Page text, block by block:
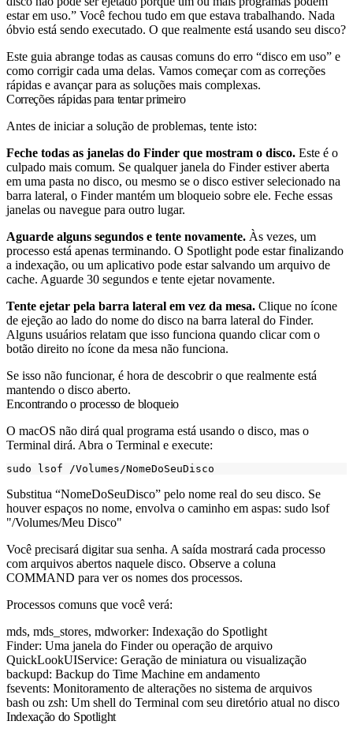
estar em uso.” Você fechou tudo em que estava trabalhando. Nada
óbvio está sendo executado. O que realmente está usando seu disco?
Este guia abrange todas as causas comuns do erro “disco em uso” e
como corrigir cada uma delas. Vamos começar com as correções
rápidas e avançar para as soluções mais complexas.
Correções rápidas para tentar primeiro
Antes de iniciar a solução de problemas, tente isto:
Feche todas as janelas do Finder que mostram o disco. Este é o
culpado mais comum. Se qualquer janela do Finder estiver aberta
em uma pasta no disco, ou mesmo se o disco estiver selecionado na
barra lateral, o Finder mantém um bloqueio sobre ele. Feche essas
janelas ou navegue para outro lugar.
Aguarde alguns segundos e tente novamente. Às vezes, um
processo está apenas terminando. O Spotlight pode estar finalizando
a indexação, ou um aplicativo pode estar salvando um arquivo de
cache. Aguarde 30 segundos e tente ejetar novamente.
Tente ejetar pela barra lateral em vez da mesa. Clique no ícone
de ejeção ao lado do nome do disco na barra lateral do Finder.
Alguns usuários relatam que isso funciona quando clicar com o
botão direito no ícone da mesa não funciona.
Se isso não funcionar, é hora de descobrir o que realmente está
mantendo o disco aberto.
Encontrando o processo de bloqueio
O macOS não dirá qual programa está usando o disco, mas o
Terminal dirá. Abra o Terminal e execute:
Substitua “NomeDoSeuDisco” pelo nome real do seu disco. Se
houver espaços no nome, envolva o caminho em aspas: sudo lsof
"/Volumes/Meu Disco"
Você precisará digitar sua senha. A saída mostrará cada processo
com arquivos abertos naquele disco. Observe a coluna
COMMAND para ver os nomes dos processos.
Processos comuns que você verá:
mds, mds_stores, mdworker: Indexação do Spotlight
Finder: Uma janela do Finder ou operação de arquivo
QuickLookUIService: Geração de miniatura ou visualização
backupd: Backup do Time Machine em andamento
fsevents: Monitoramento de alterações no sistema de arquivos
bash ou zsh: Um shell do Terminal com seu diretório atual no disco
Indexação do Spotlight